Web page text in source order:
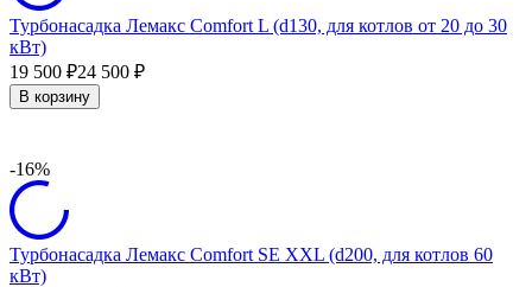
Турбонасадка Лемакс Comfort L (d130, для котлов от 20 до 30
кВт)
19 500 ₽24 500 ₽
В корзину
-16%
Турбонасадка Лемакс Comfort SE XXL (d200, для котлов 60
кВт)